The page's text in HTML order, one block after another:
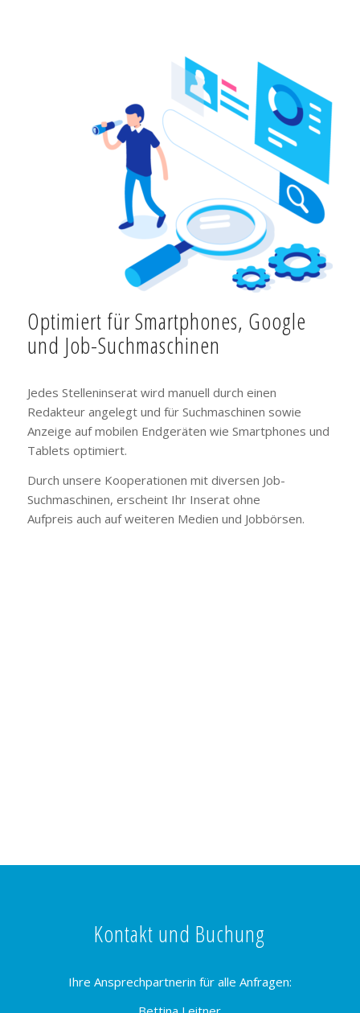
Optimiert für Smartphones, Google
und Job-Suchmaschinen
Jedes Stelleninserat wird manuell durch einen
Redakteur angelegt und für Suchmaschinen sowie
Anzeige auf mobilen Endgeräten wie Smartphones und
Tablets optimiert.
Durch unsere Kooperationen mit diversen Job-
Suchmaschinen, erscheint Ihr Inserat ohne
Aufpreis auch auf weiteren Medien und Jobbörsen.
Kontakt und Buchung
Ihre Ansprechpartnerin für alle Anfragen: